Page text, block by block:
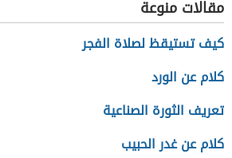
مقالات منوعة
كيف تستيقظ لصلاة الفجر
كلام عن الورد
تعريف الثورة الصناعية
كلام عن غدر الحبيب